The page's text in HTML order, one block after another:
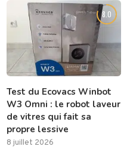
8.0
Test du Ecovacs Winbot
W3 Omni : le robot laveur
de vitres qui fait sa
propre lessive
8 juillet 2026